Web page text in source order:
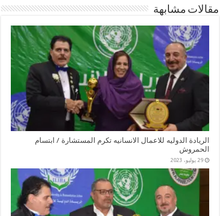
مقالات مشابهة
الريادة الدوليه للاعمال الانسانيه تكرم المستشارة / ابتسام
الحمروش
29 يوليو، 2023